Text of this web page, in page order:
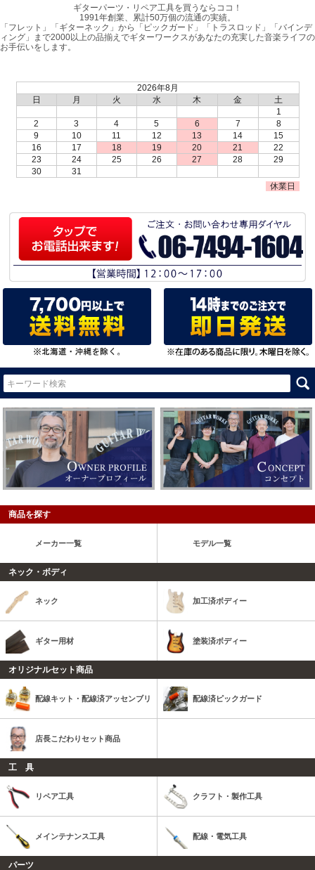
ギターパーツ・リペア工具を買うならココ！
1991年創業、累計50万個の流通の実績。
「フレット」「ギターネック」から「ピックガード」「トラスロッド」「バインデ
ィング」まで2000以上の品揃えでギターワークスがあなたの充実した音楽ライフの
お手伝いをします。
2026年8月
日
月 火 水 木 金
土
1
2
3 4 5 6 7
8
9
10 11 12 13 14
15
16
17 18 19 20 21
22
23
24 25 26 27 28
29
30
31
休業日
商品を探す
メーカー一覧 モデル一覧
ネック・ボディ
ネック 加工済ボディー
ギター用材 塗装済ボディー
オリジナルセット商品
配線キット・配線済アッセンブリ 配線済ピックガード
店長こだわりセット商品
工 具
リペア工具 クラフト・製作工具
メインテナンス工具 配線・電気工具
パーツ